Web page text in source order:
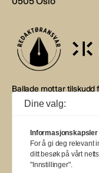
Ballade mottar tilskudd
støtte fra eierne
Musikkforleggerne.
BALLADE —
Dine valg:
For å gi deg relevant
ditt besøk på vårt
"Innstillinger".